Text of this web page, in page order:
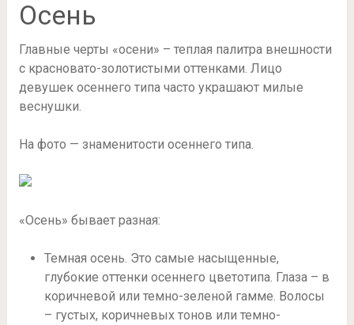
Осень
Главные черты «осени» – теплая палитра внешности
с красновато-золотистыми оттенками. Лицо
девушек осеннего типа часто украшают милые
веснушки.
На фото — знаменитости осеннего типа.
«Осень» бывает разная:
Темная осень. Это самые насыщенные,
глубокие оттенки осеннего цветотипа. Глаза – в
коричневой или темно-зеленой гамме. Волосы
– густых, коричневых тонов или темно-